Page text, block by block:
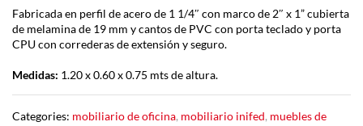
Fabricada en perfil de acero de 1 1/4″ con marco de 2″ x 1” cubierta
de melamina de 19 mm y cantos de PVC con porta teclado y porta
CPU con correderas de extensión y seguro.
Medidas: 1.20 x 0.60 x 0.75 mts de altura.
Categories: mobiliario de oficina, mobiliario inifed, muebles de